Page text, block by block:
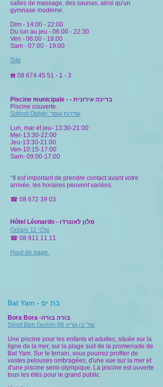
salles de massage, des saunas, ainsi qu'un
gymnase moderne.
Dim - 14:00 - 22:00
Du lun au jeu - 06:00 - 22:30
Ven - 06:00 - 18:00
Sam - 07:00 - 19:00
Site
☎️ 08 674 45 51 - 1 - 3
Piscine municipale -
- בריכה עירונית
Piscine couverte.
Sdérot Opher שדרות עופר
Lun, mar et jeu- 13:30-21:00
Mer-13:30-22:00
Jeu-13:30-21:00
Ven-10:15-17:00
Sam- 09:00-17:00
* Il est important de prendre contact avant votre
arrivée, les horaires peuvent variées.
☎ 08 672 39 03
Hôtel Léonardo - מלון לאונרדו
Golani 11 גולני
☎ 08 911 11 11
Haut de page
Bat Yam - בת ים
Sérot Ben Gurion 96 שד' בן גוריון
Une piscine pour les enfants et adultes, située sur la
ligne de la mer, sur la plage sud de la promenade de
Bat Yam. Sur le terrain, vous pourrez profiter de
vastes pelouses ombragées, d'une vue sur la mer et
d'une piscine semi-olympique. La piscine est ouverte
tous les étés pour le grand public.